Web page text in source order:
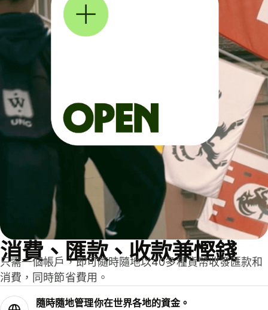
消費、匯款、收款兼慳錢
只需一個帳戶，即可隨時隨地以40多種貨幣收發匯款和
消費，同時節省費用。
隨時隨地管理你在世界各地的資金。